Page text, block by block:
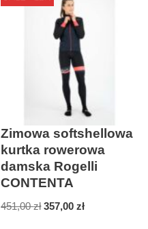
Zimowa softshellowa
kurtka rowerowa
damska Rogelli
CONTENTA
451,00zł 357,00zł